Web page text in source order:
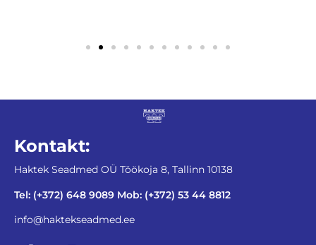
Kontakt:
Haktek Seadmed OÜ Töökoja 8, Tallinn 10138
Tel: (+372) 648 9089 Mob: (+372) 53 44 8812
info@haktekseadmed.ee